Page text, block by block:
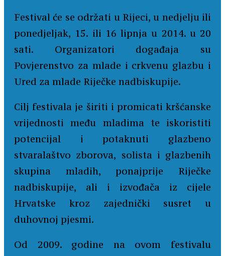
Festival će se održati u Rijeci, u nedjelju ili
ponedjeljak, 15. ili 16 lipnja u 2014. u 20
sati. Organizatori događaja su
Povjerenstvo za mlade i crkvenu glazbu i
Ured za mlade Riječke nadbiskupije.
Cilj festivala je širiti i promicati kršćanske
vrijednosti među mladima te iskoristiti
potencijal i potaknuti glazbeno
stvaralaštvo zborova, solista i glazbenih
skupina mladih, ponajprije Riječke
nadbiskupije, ali i izvođača iz cijele
Hrvatske kroz zajednički susret u
duhovnoj pjesmi.
Od 2009. godine na ovom festivalu